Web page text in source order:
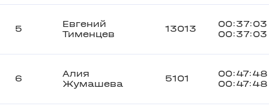
5
Евгений
Тименцев
13013
00:37:03
00:37:03
6
Алия
Жумашева
5101
00:47:48
00:47:48